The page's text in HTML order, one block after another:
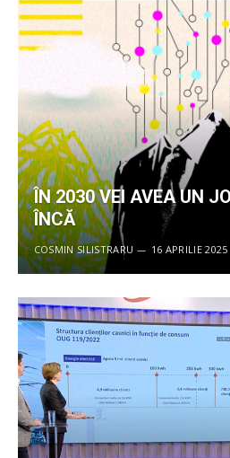
ÎN 2030 VEI AVEA UN
ÎNCĂ
COSMIN SILISTRARU 16 APRILIE 2025